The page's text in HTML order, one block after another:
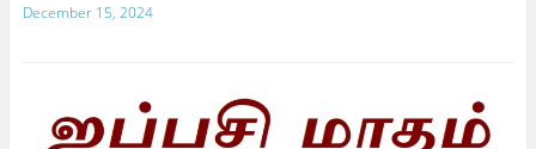
December 15, 2024